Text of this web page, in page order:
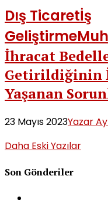
Dış Ticaretİş
Geliştirme
İhracat
Getirildiğinin
Yaşanan
23 Mayıs 2023Yazar
Daha Eski Yazılar
Son Gönderiler